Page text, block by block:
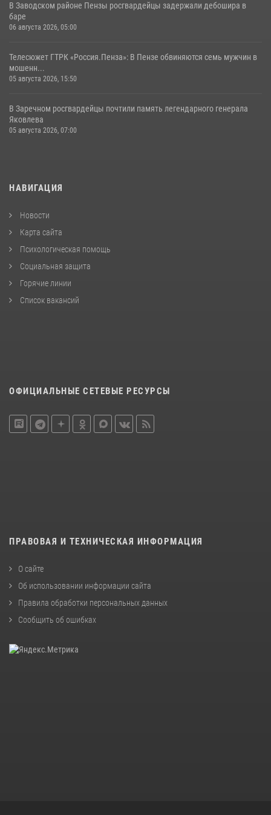
В Заводском районе Пензы росгвардейцы задержали дебошира в
баре
06 августа 2026, 05:00
Телесюжет ГТРК «Россия.Пенза»: В Пензе обвиняются семь мужчин в
мошенн...
05 августа 2026, 15:50
В Заречном росгвардейцы почтили память легендарного генерала
Яковлева
05 августа 2026, 07:00
НАВИГАЦИЯ
Новости
Карта сайта
Психологическая помощь
Социальная защита
Горячие линии
Список вакансий
ОФИЦИАЛЬНЫЕ СЕТЕВЫЕ РЕСУРСЫ
ПРАВОВАЯ И ТЕХНИЧЕСКАЯ ИНФОРМАЦИЯ
О сайте
Об использовании информации сайта
Правила обработки персональных данных
Сообщить об ошибках